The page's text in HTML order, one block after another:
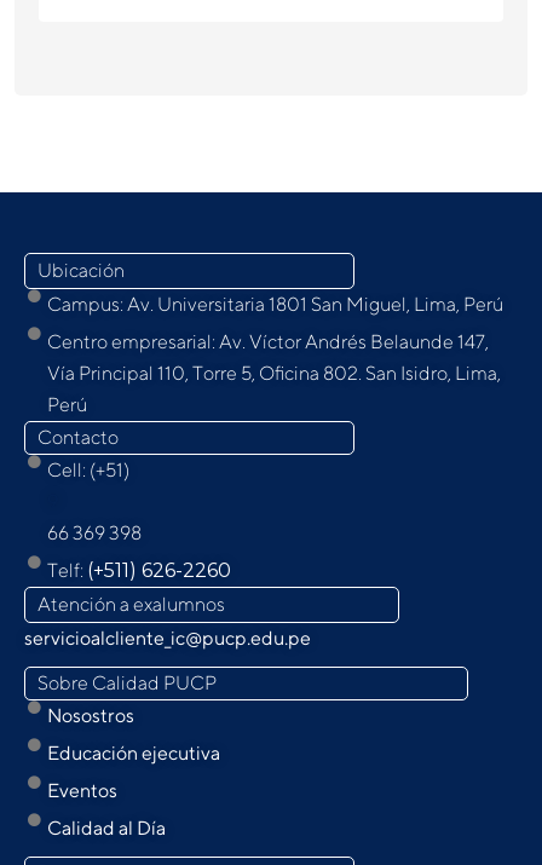
Ubicación
Campus: Av. Universitaria 1801 San Miguel, Lima, Perú
Centro empresarial: Av. Víctor Andrés Belaunde 147,
Vía Principal 110, Torre 5, Oﬁcina 802. San Isidro, Lima,
Perú
Contacto
Cell: (+51)
66 369 398
Telf: (+511) 626-2260
Atención a exalumnos
servicioalcliente_ic@pucp.edu.pe
Sobre Calidad PUCP
Nosostros
Educación ejecutiva
Eventos
Calidad al Día